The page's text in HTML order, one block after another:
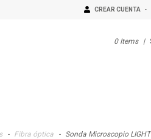
CREAR CUENTA -
0 Items |
- Fibra óptica - Sonda Microscopio